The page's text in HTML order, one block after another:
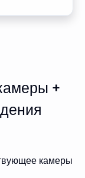
+
камеры